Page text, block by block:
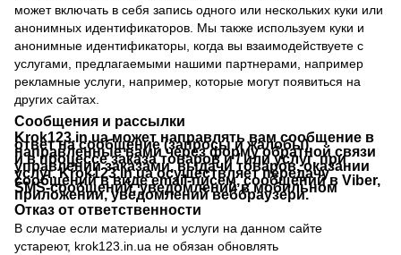
может включать в себя запись одного или нескольких куки или
анонимных идентификаторов. Мы также используем куки и
анонимные идентификаторы, когда вы взаимодействуете с
услугами, предлагаемыми нашими партнерами, например
рекламные услуги, например, которые могут появиться на
других сайтах.
Сообщения и рассылки
Krok123.in.ua может направлять вам сообщение в
ответ на сообщение (запросы и жалобы),
направленные вами через форму обратной связи
и в процессе заказа товаров и / или услуг, при
управлении заказами, выдачи товаров, оказании
услуг. Krok123.in.ua осуществляет передачу
сообщений в виде email-писем, сообщений в Viber,
SMS-сообщений, уведомлений в мобильном
приложении, уведомлений веббраузери.
Отказ от ответственности
В случае если материалы и услуги на данном сайте
устареют, krok123.in.ua не обязан обновлять